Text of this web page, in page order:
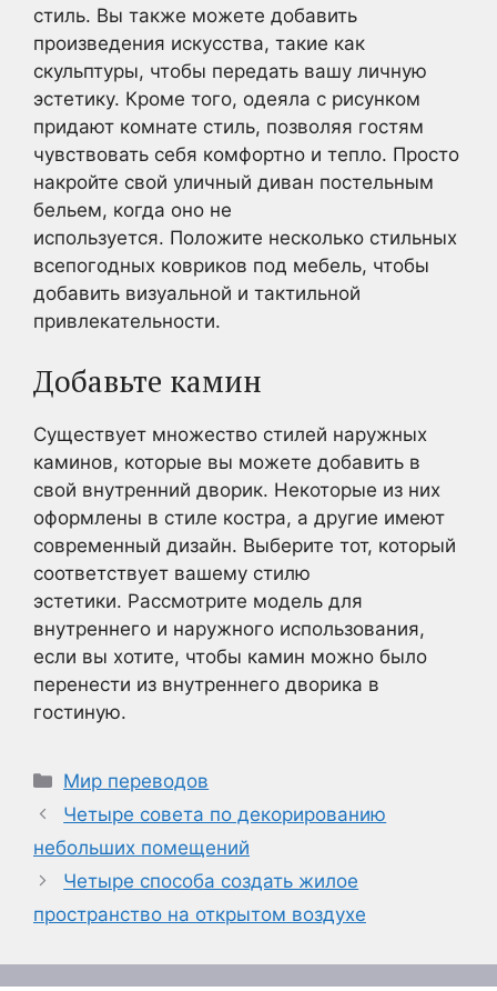
стиль. Вы также можете добавить
произведения искусства, такие как
скульптуры, чтобы передать вашу личную
эстетику. Кроме того, одеяла с рисунком
придают комнате стиль, позволяя гостям
чувствовать себя комфортно и тепло. Просто
накройте свой уличный диван постельным
бельем, когда оно не
используется. Положите несколько стильных
всепогодных ковриков под мебель, чтобы
добавить визуальной и тактильной
привлекательности.
Добавьте камин
Существует множество стилей наружных
каминов, которые вы можете добавить в
свой внутренний дворик. Некоторые из них
оформлены в стиле костра, а другие имеют
современный дизайн. Выберите тот, который
соответствует вашему стилю
эстетики. Рассмотрите модель для
внутреннего и наружного использования,
если вы хотите, чтобы камин можно было
перенести из внутреннего дворика в
гостиную.
Рубрики
Мир переводов
Четыре совета по декорированию
небольших помещений
Четыре способа создать жилое
пространство на открытом воздухе